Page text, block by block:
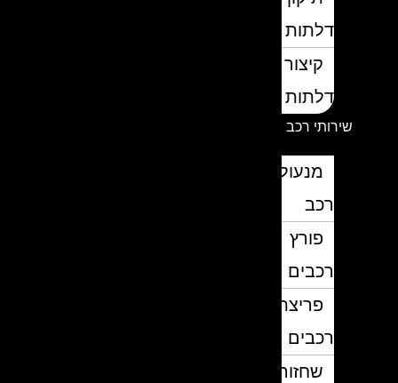
דלתות
קיצור
דלתות
שירותי רכב
מנעולן
פורץ
רכבים
פריצת
רכבים
שחזור